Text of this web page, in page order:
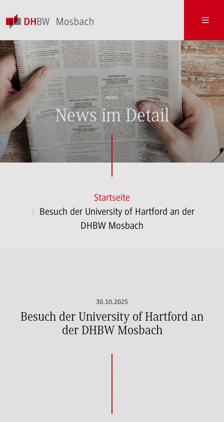
NEWS
News im Detail
Startseite
Besuch der University of Hartford an der
DHBW Mosbach
30.10.2025
Besuch der University of Hartford an
der DHBW Mosbach